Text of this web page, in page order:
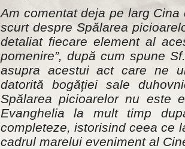
Am comentat deja pe larg
scurt despre Spălarea
detaliat fiecare element al
pomenire”, după cum spune
asupra acestui act care ne
datorită bogăției sale
Spălarea picioarelor nu este
Evanghelia la mult timp
completeze, istorisind ceea ce
cadrul marelui eveniment al